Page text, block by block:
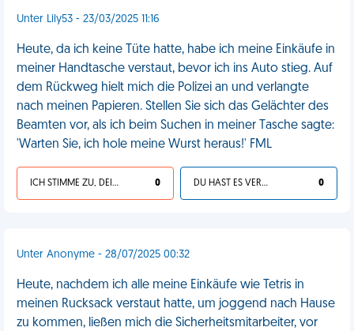
Unter Lily53 - 23/03/2025 11:16
Heute, da ich keine Tüte hatte, habe ich meine Einkäufe in
meiner Handtasche verstaut, bevor ich ins Auto stieg. Auf
dem Rückweg hielt mich die Polizei an und verlangte
nach meinen Papieren. Stellen Sie sich das Gelächter des
Beamten vor, als ich beim Suchen in meiner Tasche sagte:
'Warten Sie, ich hole meine Wurst heraus!' FML
ICH STIMME ZU, DEIN LEBEN IST SCHEISSE 0 DU HAST ES VERDIENT 0
Unter Anonyme - 28/07/2025 00:32
Heute, nachdem ich alle meine Einkäufe wie Tetris in
meinen Rucksack verstaut hatte, um joggend nach Hause
zu kommen, ließen mich die Sicherheitsmitarbeiter, vor